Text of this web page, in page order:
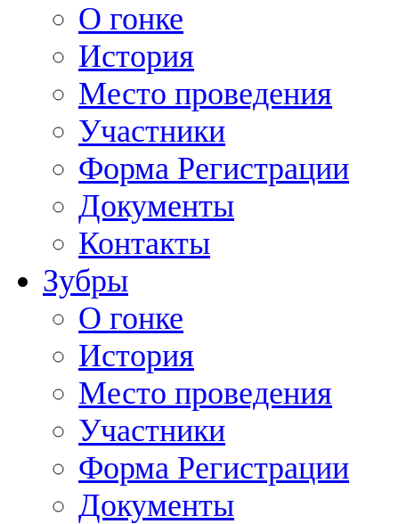
О гонке
История
Место проведения
Участники
Форма Регистрации
Документы
Контакты
Зубры
О гонке
История
Место проведения
Участники
Форма Регистрации
Документы